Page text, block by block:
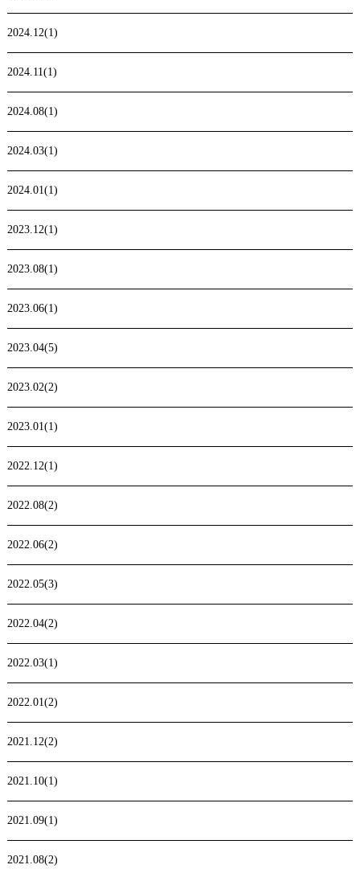
2024.12(1)
2024.11(1)
2024.08(1)
2024.03(1)
2024.01(1)
2023.12(1)
2023.08(1)
2023.06(1)
2023.04(5)
2023.02(2)
2023.01(1)
2022.12(1)
2022.08(2)
2022.06(2)
2022.05(3)
2022.04(2)
2022.03(1)
2022.01(2)
2021.12(2)
2021.10(1)
2021.09(1)
2021.08(2)